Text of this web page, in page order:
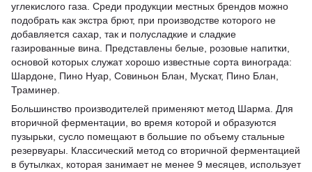
углекислого газа. Среди продукции местных брендов можно
подобрать как экстра брют, при производстве которого не
добавляется сахар, так и полусладкие и сладкие
газированные вина. Представлены белые, розовые напитки,
основой которых служат хорошо известные сорта винограда:
Шардоне, Пино Нуар, Совиньон Блан, Мускат, Пино Блан,
Траминер.
Большинство производителей применяют метод Шарма. Для
вторичной ферментации, во время которой и образуются
пузырьки, сусло помещают в большие по объему стальные
резервуары. Классический метод со вторичной ферментацией
в бутылках, которая занимает не менее 9 месяцев, использует